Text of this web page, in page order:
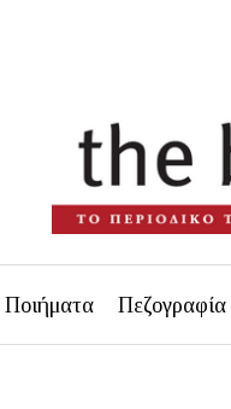
Ποιήματα Πεζογραφία